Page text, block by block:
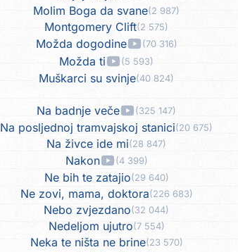
Molim Boga da svane(2 987)
Montgomery Clift(2 575)
Možda dogodine (70 316)
Možda ti (5 593)
Muškarci su svinje(40 824)
Na badnje veče (325 147)
Na posljednoj tramvajskoj stanici(20 675)
Na živce ide mi(28 847)
Nakon (4 399)
Ne bih te zatajio(29 640)
Ne zovi, mama, doktora(226 683)
Nebo zvjezdano(32 044)
Nedeljom ujutro(7 554)
Neka te ništa ne brine(23 570)